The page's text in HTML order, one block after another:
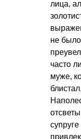
лица,
не
часто
муже,